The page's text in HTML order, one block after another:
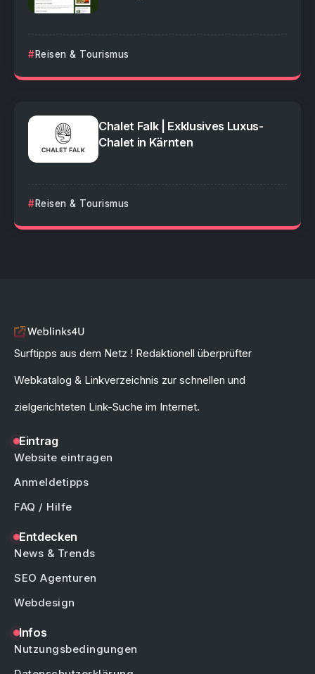
Reisen & Tourismus
Chalet Falk | Exklusives Luxus-
Chalet in Kärnten
Reisen & Tourismus
Surftipps aus dem Netz ! Redaktionell überprüfter
Webkatalog & Linkverzeichnis zur schnellen und
zielgerichteten Link-Suche im Internet.
Eintrag
Website eintragen
Anmeldetipps
FAQ / Hilfe
Entdecken
News & Trends
SEO Agenturen
Webdesign
Infos
Nutzungsbedingungen